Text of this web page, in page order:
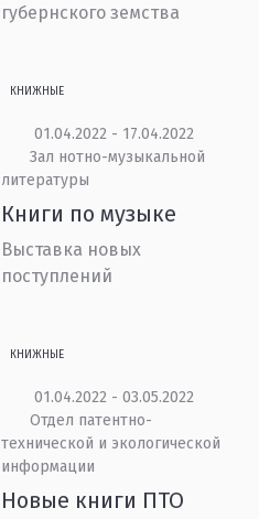
губернского земства
КНИЖНЫЕ
01.04.2022 - 17.04.2022
Зал нотно-музыкальной
литературы
Книги по музыке
Выставка новых
поступлений
КНИЖНЫЕ
01.04.2022 - 03.05.2022
Отдел патентно-
технической и экологической
информации
Новые книги ПТО